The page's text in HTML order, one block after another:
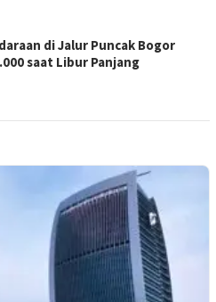
di Jalur Puncak Bogor
saat Libur Panjang